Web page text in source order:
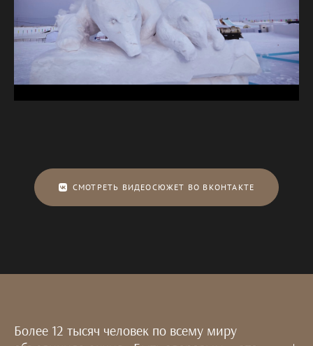
СМОТРЕТЬ ВИДЕОСЮЖЕТ ВО ВКОНТАКТЕ
Более 12 тысяч человек по всему миру